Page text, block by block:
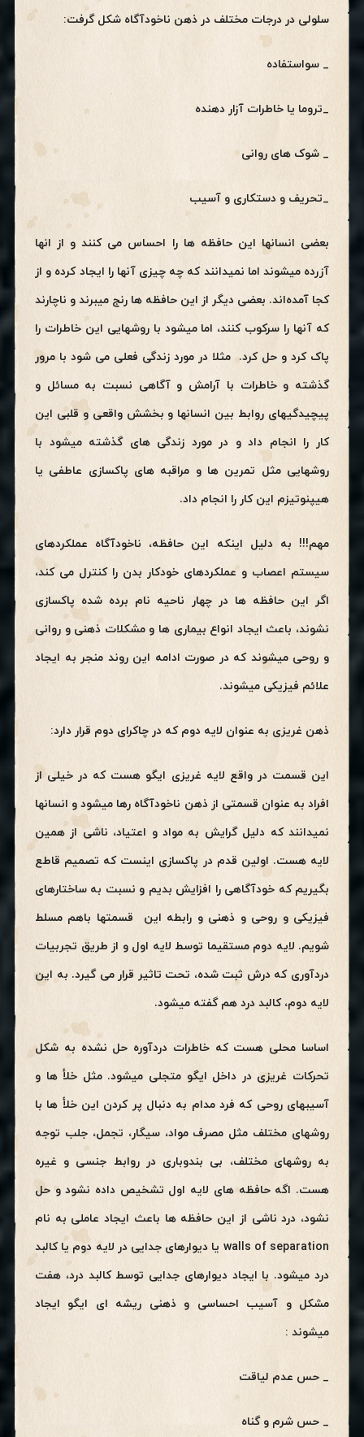
سلولی در درجات مختلف در ذهن ناخودآگاه شکل گرفت:
_ سواستفاده
_تروما یا خاطرات آزار دهنده
_ شوک های روانی
_تحریف و دستکاری و آسیب
بعضی انسانها این حافظه ها را احساس می کنند و از انها
آزرده میشوند اما نمیدانند که چه چیزی آنها را ایجاد کرده و از
کجا آمده‌اند. بعضی دیگر از این حافظه ها رنج میبرند و ناچارند
که آنها را سرکوب کنند، اما میشود با روشهایی این خاطرات را
پاک کرد و حل کرد. مثلا در مورد زندگی فعلی می شود با مرور
گذشته و خاطرات با آرامش و آگاهی نسبت به مسائل و
پیچیدگیهای روابط بین انسانها و بخشش واقعی و قلبی این
کار را انجام داد و در مورد زندگی های گذشته میشود با
روشهایی مثل تمرین ها و مراقبه های پاکسازی عاطفی یا
هیپنوتیزم این کار را انجام داد.
مهم!!! به دلیل اینکه این حافظه، ناخودآگاه عملکردهای
سیستم اعصاب و عملکردهای خودکار بدن را کنترل می کند،
اگر این حافظه ها در چهار ناحیه نام برده شده پاکسازی
نشوند، باعث ایجاد انواع بیماری ها و مشکلات ذهنی و روانی
و روحی میشوند که در صورت ادامه این روند منجر به ایجاد
علائم فیزیکی میشوند.
ذهن غریزی به عنوان لایه دوم که در چاکرای دوم قرار دارد:
این قسمت در واقع لایه غریزی ایگو هست که در خیلی از
افراد به عنوان قسمتی از ذهن ناخودآگاه رها میشود و انسانها
نمیدانند که دلیل گرایش به مواد و اعتیاد، ناشی از همین
لایه هست. اولین قدم در پاکسازی اینست که تصمیم قاطع
بگیریم که خودآگاهی را افزایش بدیم و نسبت به ساختارهای
فیزیکی و روحی و ذهنی و رابطه این قسمتها باهم مسلط
شویم. لایه دوم مستقیما توسط لایه اول و از طریق تجربیات
دردآوری که درش ثبت شده، تحت تاثیر قرار می گیرد. به این
لایه دوم، کالبد درد هم گفته میشود.
اساسا محلی هست که خاطرات دردآوره حل نشده به شکل
تحرکات غریزی در داخل ایگو متجلی میشود. مثل خلأ ها و
آسیبهای روحی که فرد مدام به دنبال پر کردن این خلأ ها با
روشهای مختلف مثل مصرف مواد، سیگار، تجمل، جلب توجه
به روشهای مختلف، بی بندوباری در روابط جنسی و غیره
هست. اگه حافظه های لایه اول تشخیص داده نشود و حل
نشود، درد ناشی از این حافظه ها باعث ایجاد عاملی به نام
walls of separation یا دیوارهای جدایی در لایه دوم یا کالبد
درد میشود. با ایجاد دیوارهای جدایی توسط کالبد درد، هفت
مشکل و آسیب احساسی و ذهنی ریشه ای ایگو ایجاد
میشوند :
_ حس عدم لیاقت
_ حس شرم و گناه